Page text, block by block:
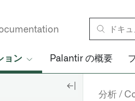
ョン Palantir の概要
ド
グ
分析